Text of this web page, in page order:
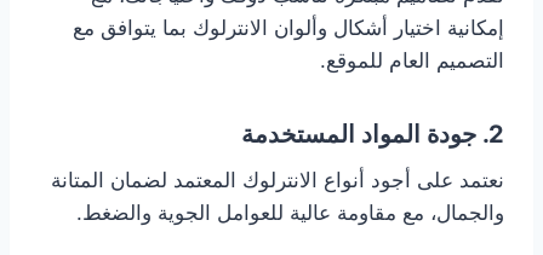
إمكانية اختيار أشكال وألوان الانترلوك بما يتوافق مع
التصميم العام للموقع.
2. جودة المواد المستخدمة
نعتمد على أجود أنواع الانترلوك المعتمد لضمان المتانة
والجمال، مع مقاومة عالية للعوامل الجوية والضغط.